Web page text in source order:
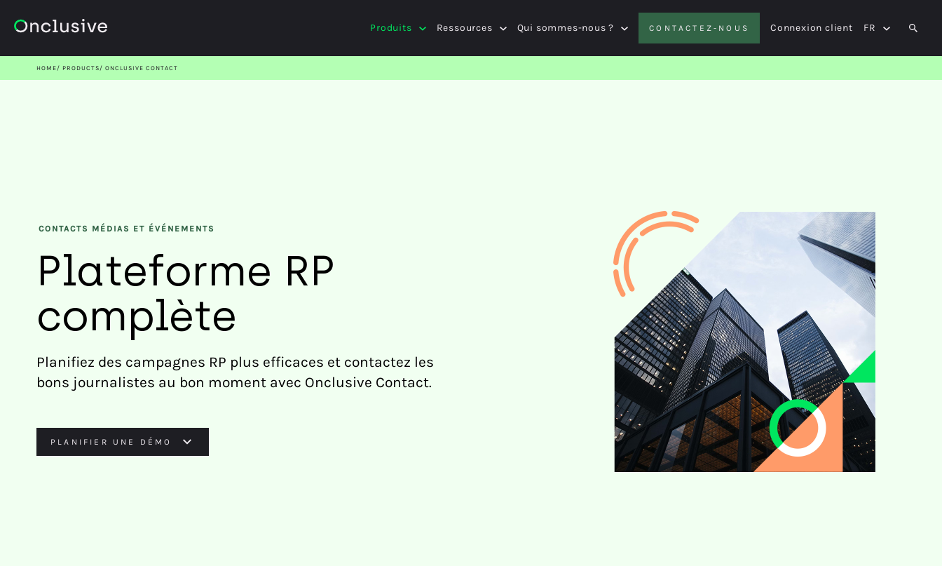
Produits Ressources Qui sommes-nous ? CONTACTEZ-NOUS Connexion client FR
HOME PRODUCTS ONCLUSIVE CONTACT
CONTACTS MÉDIAS ET ÉVÉNEMENTS
Plateforme RP
complète
Planifiez des campagnes RP plus efficaces et contactez les
bons journalistes au bon moment avec Onclusive Contact.
PLANIFIER UNE DÉMO